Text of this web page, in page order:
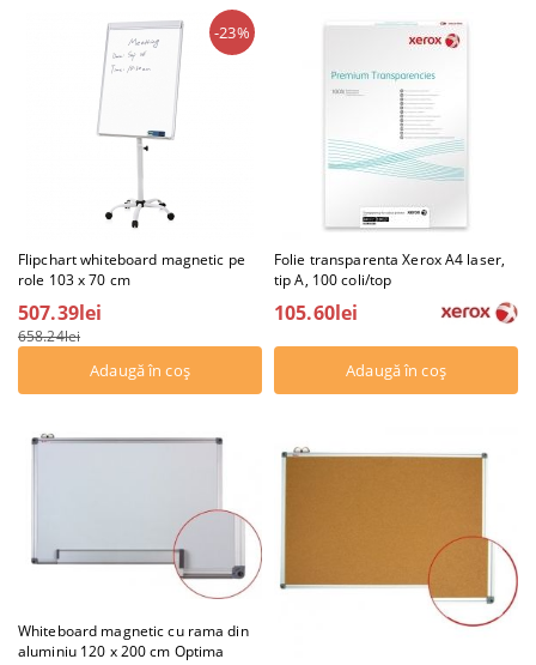
Flipchart whiteboard magnetic pe
role 103 x 70 cm
-23%
507.39lei
658.24lei
Folie transparenta Xerox A4 laser,
tip A, 100 coli/top
105.60lei
Whiteboard magnetic cu rama din
aluminiu 120 x 200 cm Optima